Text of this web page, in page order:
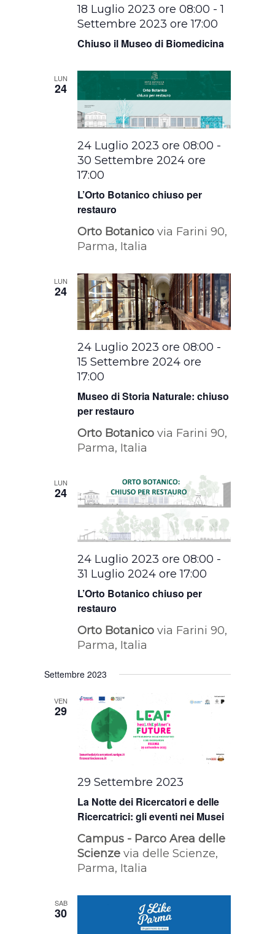
Chiuso il Museo di Biomedicina
18 Luglio 2023 ore 08:00 -1
Settembre 2023 ore 17:00
LUN
24
L’Orto Botanico chiuso per
restauro
24 Luglio 2023 ore 08:00 -
30 Settembre 2024 ore
17:00
Orto Botanicovia Farini 90,
Parma, Italia
LUN
24
Museo di Storia Naturale: chiuso
per restauro
24 Luglio 2023 ore 08:00 -
15 Settembre 2024 ore
17:00
Orto Botanicovia Farini 90,
Parma, Italia
LUN
24
L’Orto Botanico chiuso per
restauro
24 Luglio 2023 ore 08:00 -
31 Luglio 2024 ore 17:00
Orto Botanicovia Farini 90,
Parma, Italia
Settembre 2023
VEN
29
La Notte dei Ricercatori e delle
Ricercatrici: gli eventi nei Musei
29 Settembre 2023
Campus - Parco Area delle
Scienzevia delle Scienze,
Parma, Italia
SAB
30